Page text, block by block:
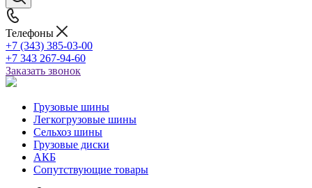
Телефоны
+7 (343) 385-03-00
+7 343 267-94-60
Заказать звонок
Грузовые шины
Легкогрузовые шины
Сельхоз шины
Грузовые диски
АКБ
Сопутствующие товары